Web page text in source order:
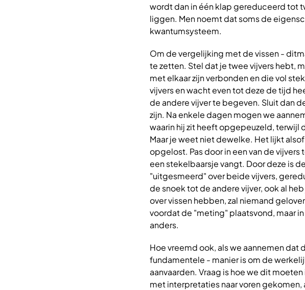
wordt dan in één klap gereduceerd tot
liggen. Men noemt dat soms de
kwantumsysteem.
Om de vergelijking met de vissen -
te zetten. Stel dat je twee vijvers hebt,
met elkaar zijn verbonden en die vol
vijvers en wacht even tot deze de tijd
de andere vijver te begeven. Sluit dan
zijn. Na enkele dagen mogen we
waarin hij zit heeft opgepeuzeld, terwijl
Maar je weet niet dewelke. Het lijkt
opgelost. Pas door in een van de
een stekelbaarsje vangt. Door deze is
"uitgesmeerd" over beide vijvers,
de snoek tot de andere vijver, ook al
over vissen hebben, zal niemand
voordat de "meting" plaatsvond, maar
anders.
Hoe vreemd ook, als we aannemen
fundamentele - manier is om de
aanvaarden. Vraag is hoe we dit
met interpretaties naar voren gekomen,